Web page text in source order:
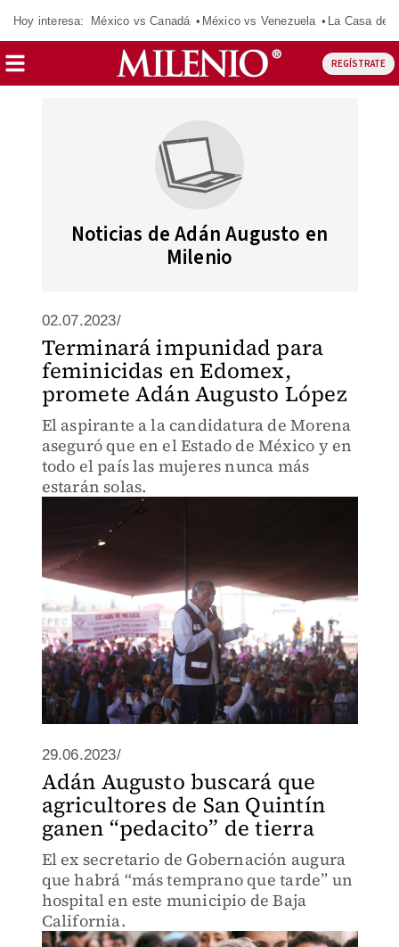
Hoy interesa: México vs Canadá México vs Venezuela La Casa de
REGÍSTRATE
Noticias de Adán Augusto en
Milenio
02.07.2023/
Terminará impunidad para
feminicidas en Edomex,
promete Adán Augusto López
El aspirante a la candidatura de Morena
aseguró que en el Estado de México y en
todo el país las mujeres nunca más
estarán solas.
29.06.2023/
Adán Augusto buscará que
agricultores de San Quintín
ganen “pedacito” de tierra
El ex secretario de Gobernación augura
que habrá “más temprano que tarde” un
hospital en este municipio de Baja
California.